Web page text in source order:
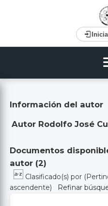
Información del autor
Autor Rodolfo José
Documentos
autor (2)
Clasificado(s) por
ascendente)
Refinar